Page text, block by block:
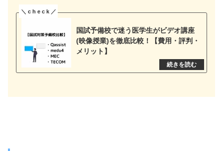
国試予備校で迷う医学生がビデオ講座
(映像授業)を徹底比較！【費用・評判・
メリット】